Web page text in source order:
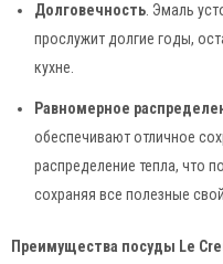
Долговечность. Эмаль
прослужит долгие годы,
кухне.
Равномерное
обеспечивают отличное
распределение тепла, что
сохраняя все полезные
Преимущества посуды Le